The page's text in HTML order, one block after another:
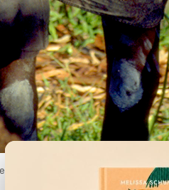
in Papua